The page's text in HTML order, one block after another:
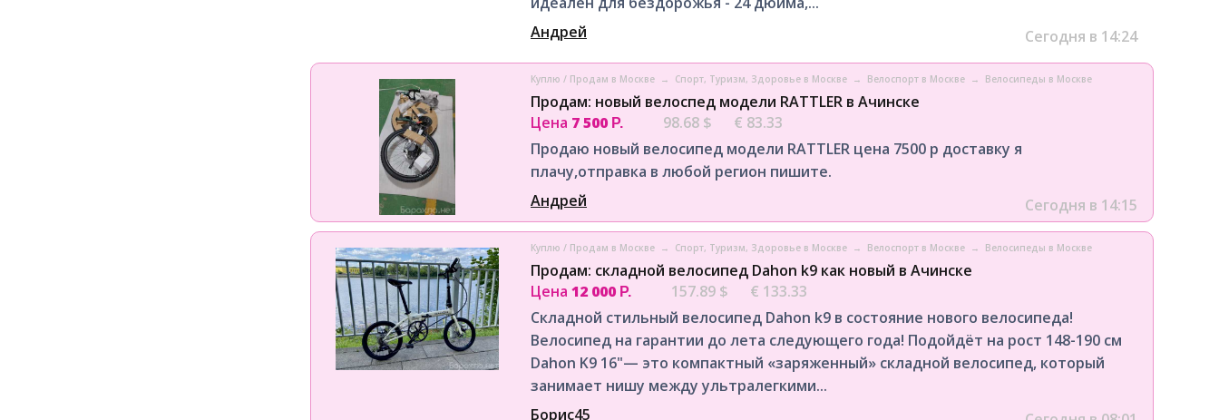
Андрей
Сегодня в 14:24
Куплю / Продам в Москве → Спорт, Tуризм, Здоровье в Москве → Велоспорт в Москве → Велосипеды в Москве
Продам: новый велоспед модели RATTLER в Ачинске
Цена 7 500 Р. 98.68 $
€ 83.33
Продаю новый велосипед модели RATTLER цена 7500 р доставку я
плачу,отправка в любой регион пишите.
Андрей
Сегодня в 14:15
Куплю / Продам в Москве → Спорт, Tуризм, Здоровье в Москве → Велоспорт в Москве → Велосипеды в Москве
Продам: складной велосипед Dahon k9 как новый в Ачинске
Цена 12 000 Р. 157.89 $
€ 133.33
Складной стильный велосипед Dahon k9 в состояние нового велосипеда!
Велосипед на гарантии до лета следующего года! Подойдёт на рост 148-190 см
Dahon K9 16"— это компактный «заряженный» складной велосипед, который
занимает нишу между ультралегкими...
Борис45